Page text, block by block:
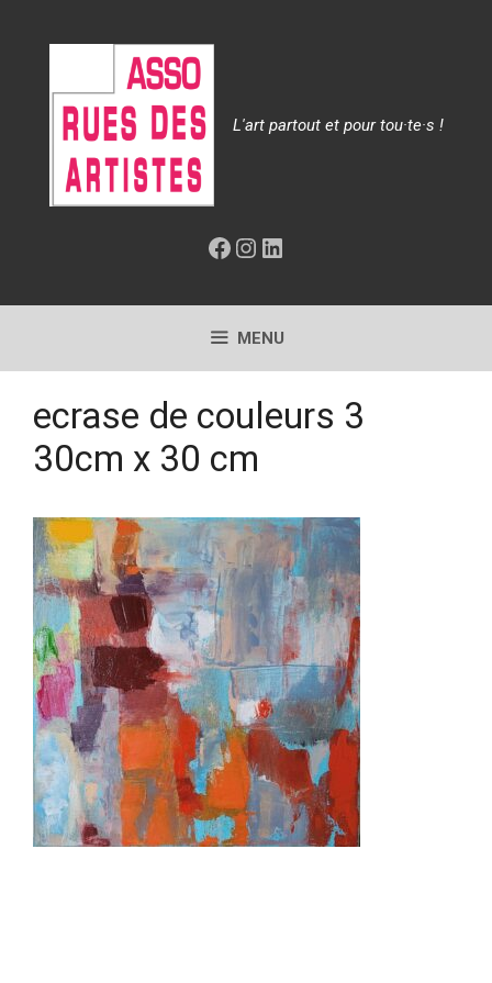
L'art partout et pour tou·te·s !
Facebook
Instagram
LinkedIn
MENU
ecrase de couleurs 3
30cm x 30 cm